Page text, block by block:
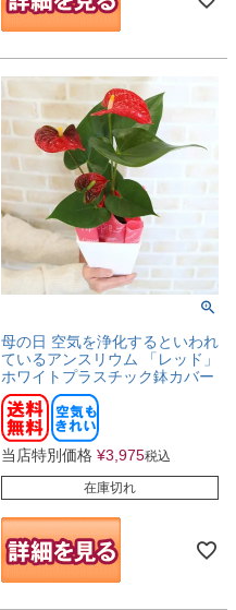
母の日 空気を浄化するといわれ
ているアンスリウム 「レッド」
ホワイトプラスチック鉢カバー
当店特別価格 ¥3,975税込
在庫切れ